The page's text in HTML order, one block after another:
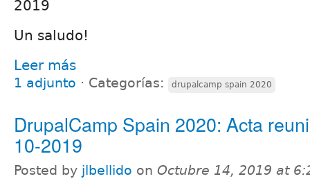
2019
Un saludo!
Leer más
1 adjunto ⋅ Categorías: drupalcamp spain 2020
DrupalCamp Spain 2020: Acta
10-2019
Posted by jlbellido on Octubre 14, 2019 at